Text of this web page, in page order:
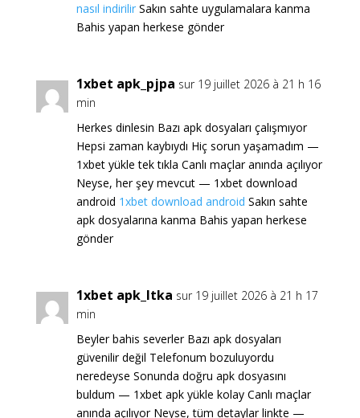
nasıl indirilirSakın sahte uygulamalara kanma
Bahis yapan herkese gönder
1xbet apk_pjpa sur 19 juillet 2026 à 21 h 16
min
Herkes dinlesin Bazı apk dosyaları çalışmıyor
Hepsi zaman kaybıydı Hiç sorun yaşamadım —
1xbet yükle tek tıkla Canlı maçlar anında açılıyor
Neyse, her şey mevcut — 1xbet download
android 1xbet download android Sakın sahte
apk dosyalarına kanma Bahis yapan herkese
gönder
1xbet apk_ltka sur 19 juillet 2026 à 21 h 17
min
Beyler bahis severler Bazı apk dosyaları
güvenilir değil Telefonum bozuluyordu
neredeyse Sonunda doğru apk dosyasını
buldum — 1xbet apk yükle kolay Canlı maçlar
anında açılıyor Neyse, tüm detaylar linkte —